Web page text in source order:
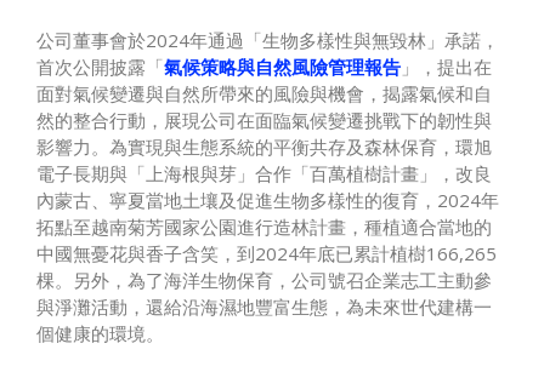
公司董事會於2024年通過「生物多樣性與無毀林」承諾，
首次公開披露「氣候策略與自然風險管理報告 」，提出在
面對氣候變遷與自然所帶來的風險與機會，揭露氣候和自
然的整合行動，展現公司在面臨氣候變遷挑戰下的韌性與
影響力。為實現與生態系統的平衡共存及森林保育，環旭
電子長期與「上海根與芽」合作「百萬植樹計畫」，改良
內蒙古、寧夏當地土壤及促進生物多樣性的復育，2024年
拓點至越南菊芳國家公園進行造林計畫，種植適合當地的
中國無憂花與香子含笑，到2024年底已累計植樹166,265
棵。另外，為了海洋生物保育，公司號召企業志工主動參
與淨灘活動，還給沿海濕地豐富生態，為未來世代建構一
個健康的環境。